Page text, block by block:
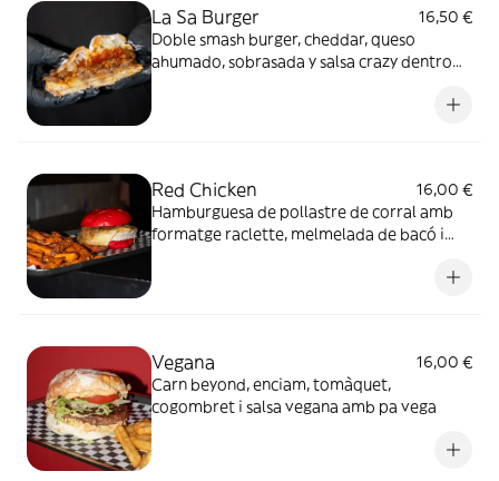
La Sa Burger
16,50 €
Doble smash burger, cheddar, queso
ahumado, sobrasada y salsa crazy dentro
Red Chicken
16,00 €
Hamburguesa de pollastre de corral amb
formatge raclette, melmelada de bacó i
Vegana
16,00 €
Carn beyond, enciam, tomàquet,
cogombret i salsa vegana amb pa vega